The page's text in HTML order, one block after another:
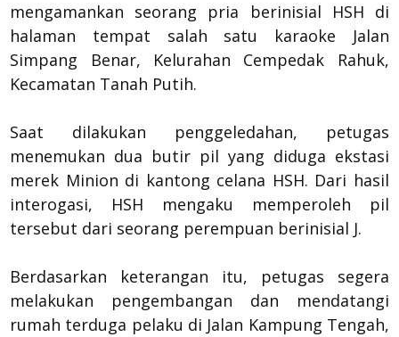
mengamankan seorang pria berinisial HSH di
halaman tempat salah satu karaoke Jalan
Simpang Benar, Kelurahan Cempedak Rahuk,
Kecamatan Tanah Putih.
Saat dilakukan penggeledahan, petugas
menemukan dua butir pil yang diduga ekstasi
merek Minion di kantong celana HSH. Dari hasil
interogasi, HSH mengaku memperoleh pil
tersebut dari seorang perempuan berinisial J.
Berdasarkan keterangan itu, petugas segera
melakukan pengembangan dan mendatangi
rumah terduga pelaku di Jalan Kampung Tengah,